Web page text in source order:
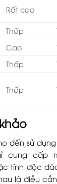
Rất cao
Thấp
Cao
Thấp
Thấp
đến sử
cung cấp
tính độc
là điều